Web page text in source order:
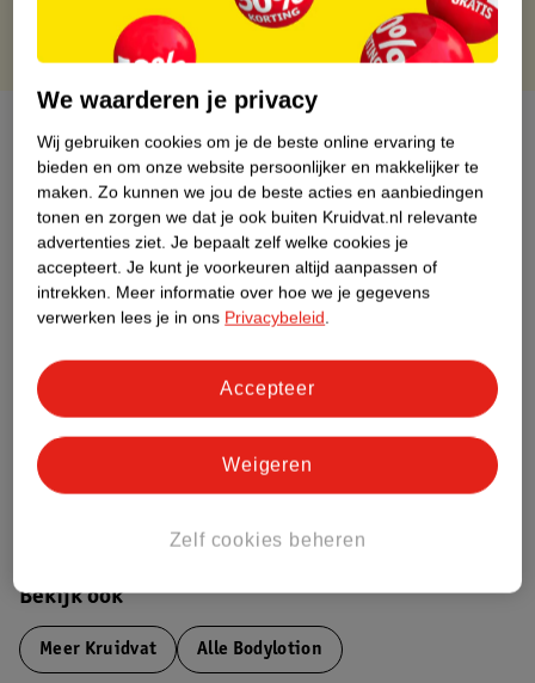
Over dit product
Productinformatie
Etiketinformatie
Nature Impact Score
Dit product heeft (nog) geen Nature
Impact Score.
Bekijk ook
Meer Kruidvat Alle Bodylotion
We waarderen je privacy
Wij gebruiken cookies om je de beste online ervaring te
bieden en om onze website persoonlijker en makkelijker te
maken. Zo kunnen we jou de beste acties en aanbiedingen
tonen en zorgen we dat je ook buiten Kruidvat.nl relevante
advertenties ziet. Je bepaalt zelf welke cookies je
accepteert. Je kunt je voorkeuren altijd aanpassen of
intrekken. Meer informatie over hoe we je gegevens
verwerken lees je in ons Privacybeleid.
Zelf cookies beheren
Weigeren
Accepteer